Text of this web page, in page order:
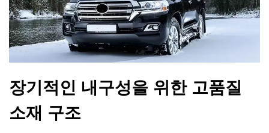
장기적인 내구성을 위한 고품질
소재 구조